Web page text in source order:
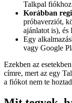
Talkpal
Korábban
próbaverziót,
ajánlatot is), és
Egy
vagy Google
Ezekben az
címre, mert az egy
a fiókot nem te